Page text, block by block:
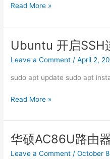
OpenWrt
由
通
过
无
线
Read More »
Ubuntu 开启SSH
Leave a Comment /April 2,
sudo apt update sudo apt
Ubuntu
启
SSH
连
接
Read More »
华硕AC86U路由
Leave a Comment /October